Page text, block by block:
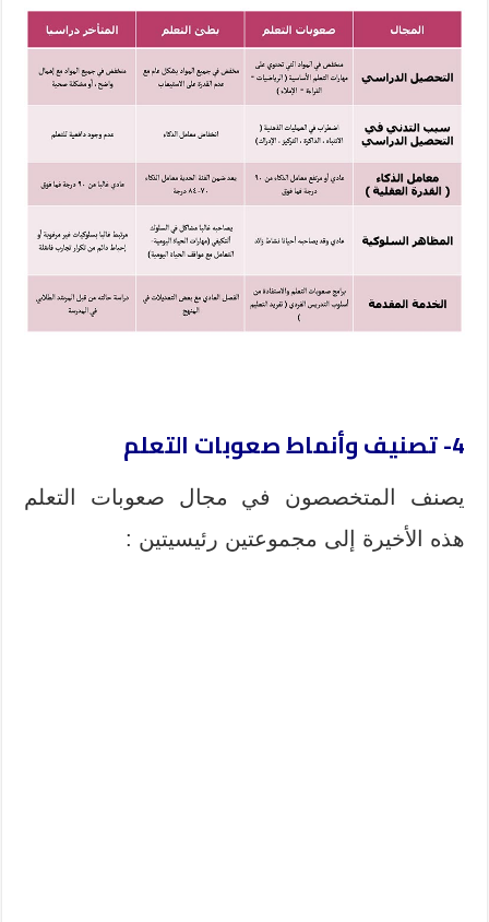
4- تصنيف وأنماط صعوبات التعلم
يصنف المتخصصون في مجال صعوبات التعلم
هذه الأخيرة إلى مجموعتين رئيسيتين :